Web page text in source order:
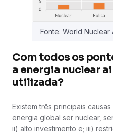
Fonte: World Nuclear
Com todos os
a energia nuclear
utilizada?
Existem três principais
energia global ser nuclear,
ii) alto investimento e; iii)